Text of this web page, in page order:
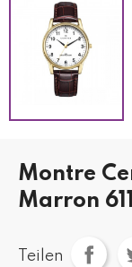
Montre
Marron
Teilen